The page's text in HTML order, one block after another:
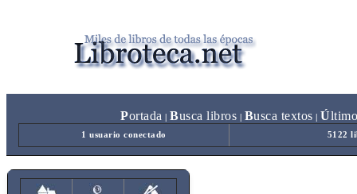
Portada Busca libros Busca textos Ú
1 usuario conectado 5122